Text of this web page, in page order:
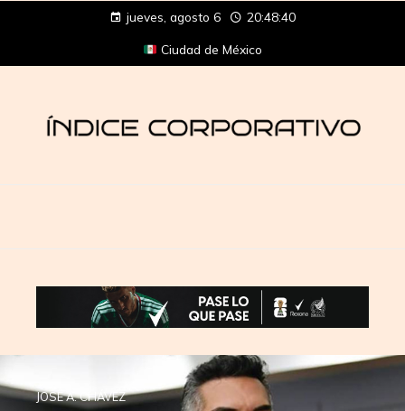
jueves, agosto 6 20:48:40
Ciudad de México
JOSÉ A. CHÁVEZ